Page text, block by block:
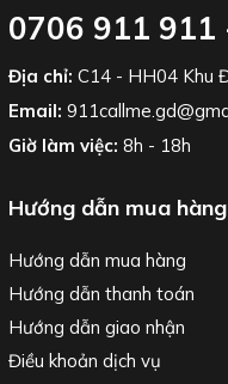
0706 911
Địa chỉ: C14 - HH04 Khu
Email:
Giờ làm việc: 8h - 18h
Hướng dẫn mua hàng
Hướng dẫn mua hàng
Hướng dẫn thanh toán
Hướng dẫn giao nhận
Điều khoản dịch vụ